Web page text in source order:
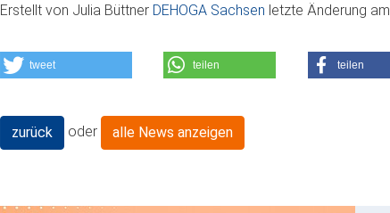
Erstellt von Julia Büttner DEHOGA Sachsen letzte Änderung am
tweet teilen teilen
zurück oder alle News anzeigen